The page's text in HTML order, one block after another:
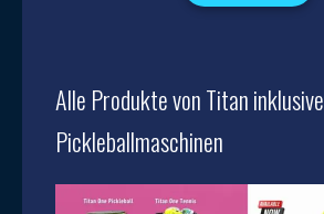
Alle Produkte von Titan inklusive
Pickleballmaschinen